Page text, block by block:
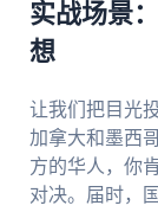
实战场景
想
让我们把目光
加拿大和墨西
方的华人，你
对决。届时，